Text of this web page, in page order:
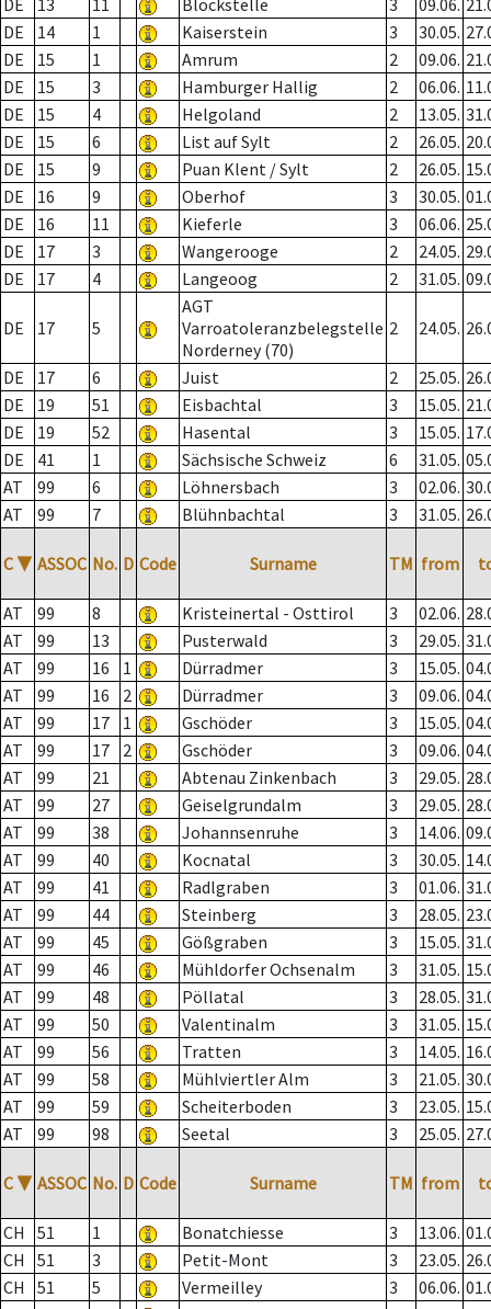
DE
13 11 Blockstelle 3 09.06.
DE
14 1 Kaiserstein 3 30.05.
DE
15 1 Amrum 2 09.06.
DE
15 3 Hamburger Hallig 2 06.06.
DE
15 4 Helgoland 2 13.05.
DE
15 6 List auf Sylt 2 26.05.
DE
15 9 Puan Klent / Sylt 2 26.05.
DE
16 9 Oberhof 3 30.05.
DE
16 11 Kieferle 3 06.06.
DE
17 3 Wangerooge 2 24.05.
DE
17 4 Langeoog 2 31.05.
DE 17 5
AGT
Varroatoleranzbelegstelle
Norderney (70)
2 24.05.
DE 17 6 Juist 2 25.05.
DE
19 51 Eisbachtal 3 15.05.
DE
19 52 Hasental 3 15.05.
DE
41 1 Sächsische Schweiz 6 31.05.
AT
99 6 Löhnersbach 3 02.06.
AT
99 7 Blühnbachtal 3 31.05.
C ▼ ASSOC No. D Code Surname TM from
AT 99 8 Kristeinertal - Osttirol 3 02.06.
AT
99 13 Pusterwald 3 29.05.
AT
99 16 1 Dürradmer 3 15.05.
AT
99 16 2 Dürradmer 3 09.06.
AT
99 17 1 Gschöder 3 15.05.
AT
99 17 2 Gschöder 3 09.06.
AT
99 21 Abtenau Zinkenbach 3 29.05.
AT
99 27 Geiselgrundalm 3 29.05.
AT
99 38 Johannsenruhe 3 14.06.
AT
99 40 Kocnatal 3 30.05.
AT
99 41 Radlgraben 3 01.06.
AT
99 44 Steinberg 3 28.05.
AT
99 45 Gößgraben 3 15.05.
AT
99 46 Mühldorfer Ochsenalm 3 31.05.
AT
99 48 Pöllatal 3 28.05.
AT
99 50 Valentinalm 3 31.05.
AT
99 56 Tratten 3 14.05.
AT
99 58 Mühlviertler Alm 3 21.05.
AT
99 59 Scheiterboden 3 23.05.
AT
99 98 Seetal 3 25.05.
C ▼ ASSOC No. D Code Surname TM from
CH 51 1 Bonatchiesse 3 13.06.
CH
51 3 Petit-Mont 3 23.05.
CH
51 5 Vermeilley 3 06.06.